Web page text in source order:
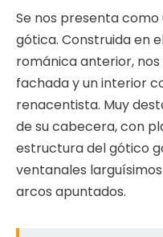
Se nos presenta
gótica. Construida en
románica anterior,
fachada y un interior
renacentista. Muy
de su cabecera, con
estructura del gótico
ventanales
arcos apuntados.